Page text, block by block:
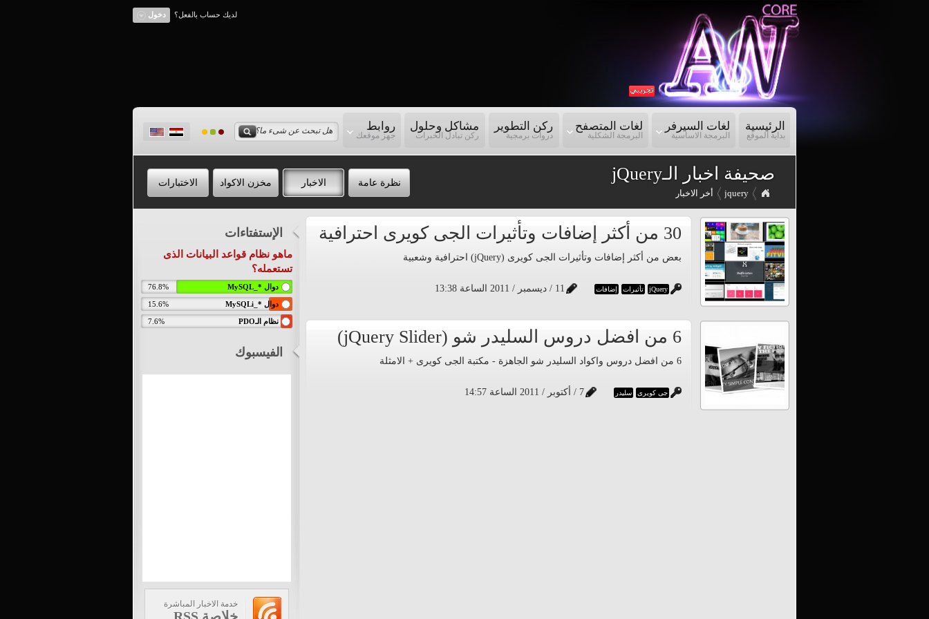
لديك حساب بالفعل؟ دخول
الرئيسية
بداية الموقع
لغات السيرفر
البرمجة الاساسية
لغات المتصفح
البرمجة الشكلية
ركن التطوير
دروات برمجية
مشاكل وحلول
ركن تبادل الخبرات
روابط
جهز موقعك
jQueryصحيفة اخبار الـ
jquery أخر الاخبار
الاختبارات مخزن الاكواد الاخبار نظرة عامة
30 من أكثر إضافات وتأثيرات الجى كويرى احترافية
بعض من أكثر إضافات وتأثيرات الجى كويرى (jQuery) احترافية وشعبية
jQuery تأثيرات إضافات 11 / ديسمبر / 2011 الساعة 13:38
6 من افضل دروس السليدر شو (jQuery Slider)
6 من افضل دروس واكواد السليدر شو الجاهزة - مكتبة الجى كويرى + الامثلة
جى كويرى سليدر 7 / أكتوبر / 2011 الساعة 14:57
الإستفتاءات
ماهو نظام قواعد البيانات الذى
تستعمله؟
دوال *_MySQL 76.8%
دوال *_MySQLi 15.6%
نظام الـPDO 7.6%
الفيسبوك
خدمة الاخبار المباشرة